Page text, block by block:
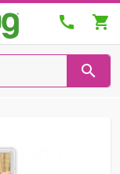
 
